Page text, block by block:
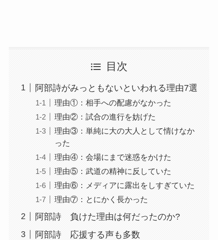
目次
阿部詩がみっともないといわれる理由7選
理由①：相手への配慮がなかった
理由②：試合の進行を妨げた
理由③：単純に大の大人として情けなか
った
理由④：会場にまで迷惑をかけた
理由⑤：武道の精神に反していた
理由⑥：メディアに露出をしすぎていた
理由⑦：とにかく長かった
阿部詩 負けた理由は何だったのか?
阿部詩 応援する声も多数